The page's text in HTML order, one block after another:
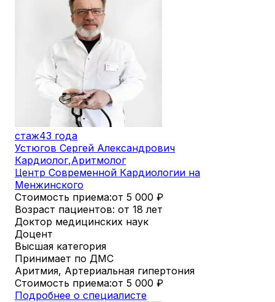
стаж43 года
Устюгов Сергей Александрович
Кардиолог,Аритмолог
Центр Современной Кардиологии на
Менжинского
Стоимость приема:от 5 000 ₽
Возраст пациентов: от 18 лет
Доктор медицинских наук
Доцент
Высшая категория
Принимает по ДМС
Аритмия, Артериальная гипертония
Стоимость приема:от 5 000 ₽
Подробнее о специалисте